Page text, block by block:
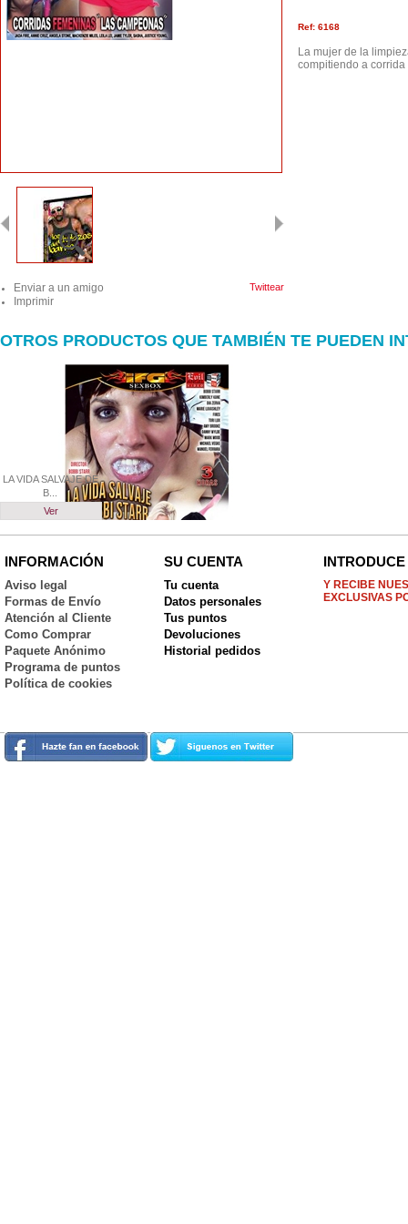
Enviar a un amigo
Imprimir
Twittear
Ref: 6168
La mujer de la
compitiendo a
OTROS PRODUCTOS QUE TAMBIÉN TE PUEDEN
LA VIDA SALVAJE DE
B...
Ver
INFORMACIÓN
Aviso legal
Formas de Envío
Atención al Cliente
Como Comprar
Paquete Anónimo
Programa de puntos
Política de cookies
SU CUENTA
Tu cuenta
Datos personales
Tus puntos
Devoluciones
Historial pedidos
Y RECIBE
EXCLUSIVAS